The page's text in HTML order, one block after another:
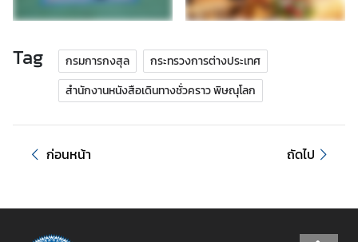
น
ส
.
Tag กรมการกงสุล
กระทรวงการต่างประเทศ
สำนักงานหนังสือเดินทางชั่วคราว พิษณุโลก
ก่อนหน้า ถัดไป